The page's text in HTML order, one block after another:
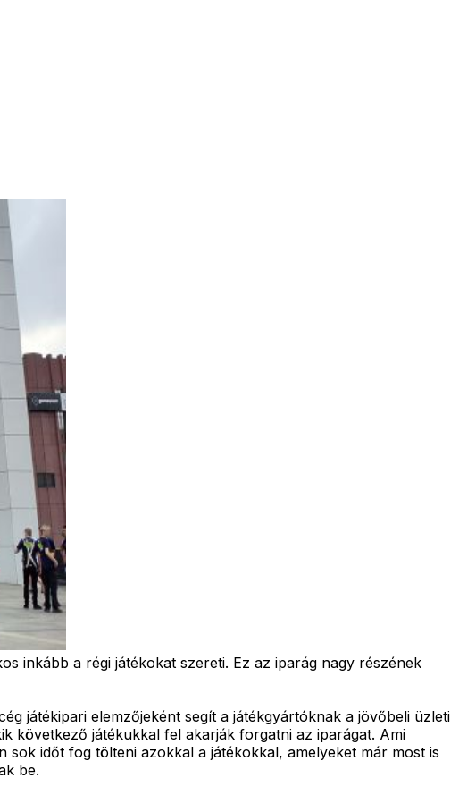
inkább a régi játékokat szereti. Ez az iparág nagy részének
játékipari elemzőjeként segít a játékgyártóknak a jövőbeli üzleti
következő játékukkal fel akarják forgatni az iparágat. Ami
időt fog tölteni azokkal a játékokkal, amelyeket már most is
be.